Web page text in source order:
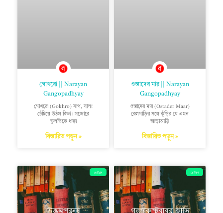
গোখরো || Narayan
Gangopadhyay
গোখরো (Gokhro) সাপ, সাপ!
চেঁচিয়ে উঠল বিভা। সজোরে
ভূপতিকে ধাক্কা
বিস্তারিত পড়ুন »
ওস্তাদের মার || Narayan
Gangopadhyay
ওস্তাদের মার (Ostader Maar)
রেলগাড়ির সঙ্গে কুঁড়ির যে এমন
আড়াআড়ি
বিস্তারিত পড়ুন »
ছোটগল্প ছোটগল্প